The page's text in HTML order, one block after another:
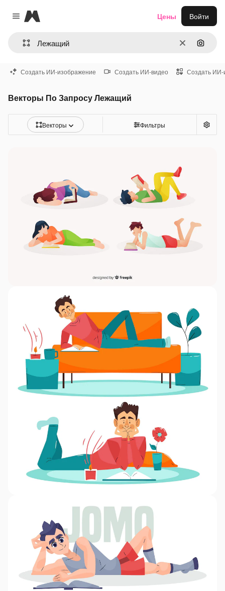
Close menu
Magnific
ОчиститьПоиск
Цены Войти
Создать ИИ-изображение Создать ИИ-видео Создать ИИ-
Векторы По Запросу Лежащий
Векторы Фильтры